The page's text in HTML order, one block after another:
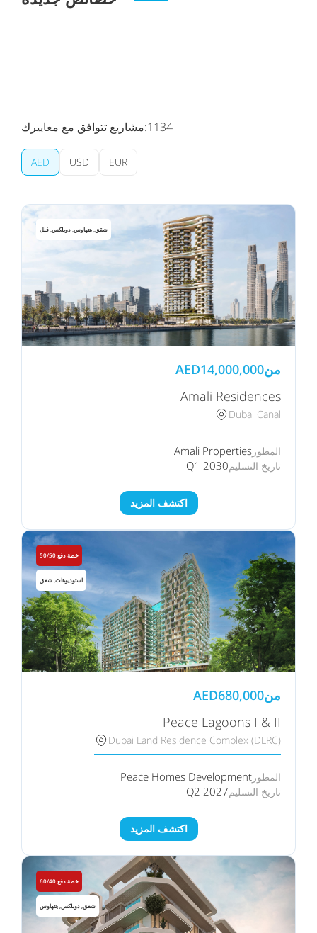
1134مشاريع تتوافق مع معاييرك:
AED USD EUR
شقق, بنتهاوس, دوبلكس, فلل
من AED14,000,000
Amali Residences
Dubai Canal
المطور Amali Properties
تاريخ التسليمQ1 2030
اكتشف المزيد
خطة دفع 50/50
استوديوهات, شقق
من AED680,000
Peace Lagoons I & II
Dubai Land Residence Complex (DLRC)
المطور Peace Homes Development
تاريخ التسليمQ2 2027
اكتشف المزيد
خطة دفع 60/40
شقق, دوبلكس, بنتهاوس